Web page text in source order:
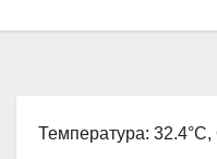
Температура: